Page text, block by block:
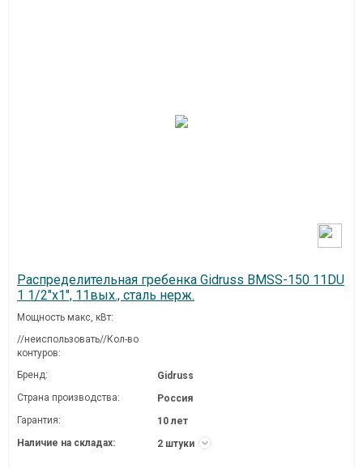
Распределительная гребенка Gidruss BMSS-150 11DU
1 1/2"х1", 11вых., сталь нерж.
Мощность макс, кВт:
//неиспользовать//Кол-во
контуров:
Бренд:
Gidruss
Страна производства:
Россия
Гарантия:
10 лет
Наличие на складах:
2 штуки